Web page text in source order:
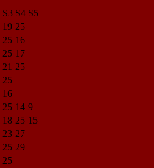
S3 S4 S5
19 25
25 16
25 17
21 25
25
16
25 14 9
18 25 15
23 27
25 29
25